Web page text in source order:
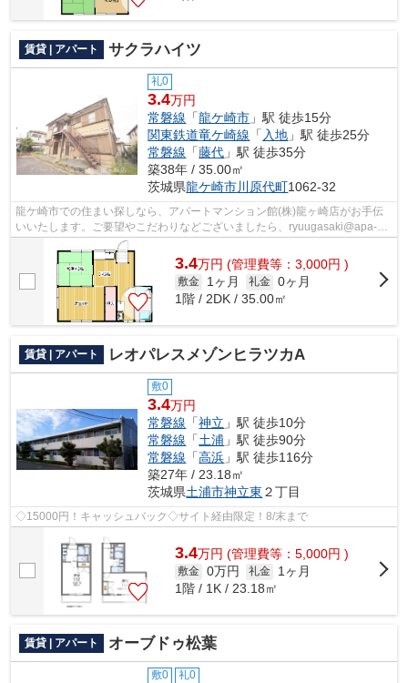
賃貸 | アパート サクラハイツ
礼0
3.4万円
常磐線 「龍ケ崎市 」駅 徒歩15分
関東鉄道竜ケ崎線 「 入地 」駅 徒歩25分
常磐線 「藤代 」駅 徒歩35分
築38年 / 35.00㎡
茨城県龍ケ崎市川原代町1062-32
龍ケ崎市での住まい探しなら、アパートマンション館(株)龍ヶ崎店がお手伝
いいたします。ご要望やこだわりなどございましたら、ryuugasaki@apa-
to.co.jpにてお申し付け下さい。お部屋探...
3.4万円 (管理費等：3,000円 )
敷金 1ヶ月 礼金 0ヶ月
1階 / 2DK / 35.00㎡
賃貸 | アパート レオパレスメゾンヒラツカA
敷0
3.4万円
常磐線 「神立 」駅 徒歩10分
常磐線 「土浦 」駅 徒歩90分
常磐線 「高浜 」駅 徒歩116分
築27年 / 23.18㎡
茨城県土浦市神立東 ２丁目
◇15000円！キャッシュバック◇サイト経由限定！8/末まで
3.4万円 (管理費等：5,000円 )
敷金 0万円 礼金
1ヶ月
1階 / 1K / 23.18㎡
賃貸 | アパート オーブドゥ松葉
敷0 礼0